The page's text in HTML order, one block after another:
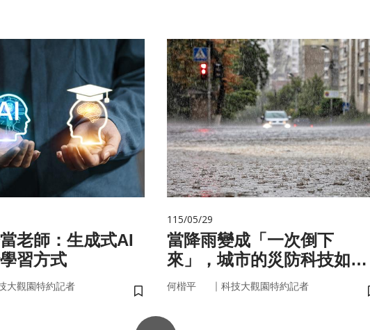
老師：生成式AI
習方式
大觀園特約記者
儲存書籤
115/05/29
當降雨變成「一次倒下
來」，城市的災防科技如何
即時應變？
何楷平 ｜ 科技大觀園特約記者